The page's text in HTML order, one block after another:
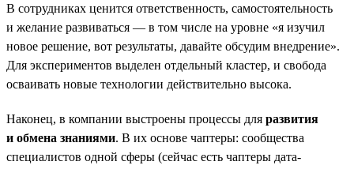
В сотрудниках ценится ответственность, самостоятельность
и желание развиваться — в том числе на уровне «я изучил
новое решение, вот результаты, давайте обсудим внедрение».
Для экспериментов выделен отдельный кластер, и свобода
осваивать новые технологии действительно высока.
Наконец, в компании выстроены процессы для развития
и обмена знаниями. В их основе чаптеры: сообщества
специалистов одной сферы (сейчас есть чаптеры дата-